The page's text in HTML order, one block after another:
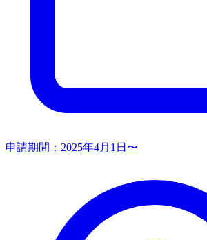
申請期間： 2025年4月1日〜